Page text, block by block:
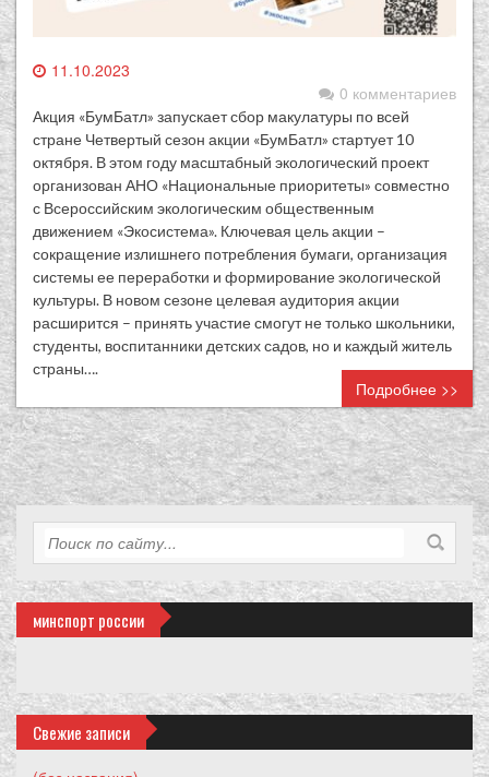
11.10.2023
0 комментариев
Акция «БумБатл» запускает сбор макулатуры по всей
стране Четвертый сезон акции «БумБатл» стартует 10
октября. В этом году масштабный экологический проект
организован АНО «Национальные приоритеты» совместно
с Всероссийским экологическим общественным
движением «Экосистема». Ключевая цель акции –
сокращение излишнего потребления бумаги, организация
системы ее переработки и формирование экологической
культуры. В новом сезоне целевая аудитория акции
расширится – принять участие смогут не только школьники,
студенты, воспитанники детских садов, но и каждый житель
страны….
Подробнее >>
минспорт россии
Свежие записи